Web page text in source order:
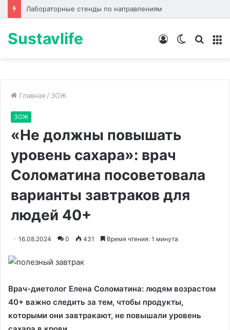
Лабораторные стенды по направлениям
Sustavlife
Switch
Войти
Главная / ЗОЖ
ЗОЖ
«Не должны повышать
уровень сахара»: врач
Соломатина посоветовала
варианты завтраков для
людей 40+
16.08.2024 0 431 Время чтения: 1 минута
Врач-диетолог Елена Соломатина: людям возрастом
40+ важно следить за тем, чтобы продукты,
которыми они завтракают, не повышали уровень